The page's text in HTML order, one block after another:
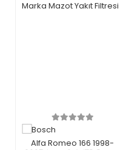
Alfa Romeo 166 1998-